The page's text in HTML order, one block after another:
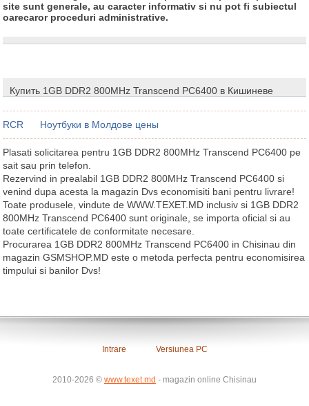
site sunt generale, au caracter informativ si nu pot fi subiectul
oarecaror proceduri administrative.
Купить 1GB DDR2 800MHz Transcend PC6400 в Кишиневе
RCR Ноутбуки в Mолдове цены
Plasati solicitarea pentru 1GB DDR2 800MHz Transcend PC6400 pe
sait sau prin telefon.
Rezervind in prealabil 1GB DDR2 800MHz Transcend PC6400 si
venind dupa acesta la magazin Dvs economisiti bani pentru livrare!
Toate produsele, vindute de WWW.TEXET.MD inclusiv si 1GB DDR2
800MHz Transcend PC6400 sunt originale, se importa oficial si au
toate certificatele de conformitate necesare.
Procurarea 1GB DDR2 800MHz Transcend PC6400 in Chisinau din
magazin GSMSHOP.MD este o metoda perfecta pentru economisirea
timpului si banilor Dvs!
Intrare Versiunea PC
2010-2026 © www.texet.md - magazin online Chisinau